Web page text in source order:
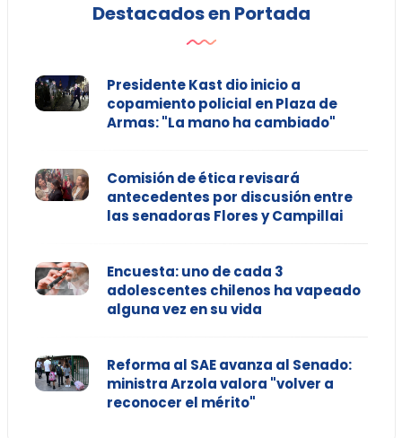
Destacados en Portada
Presidente Kast dio inicio a
copamiento policial en Plaza de
Armas: "La mano ha cambiado"
Comisión de ética revisará
antecedentes por discusión entre
las senadoras Flores y Campillai
Encuesta: uno de cada 3
adolescentes chilenos ha vapeado
alguna vez en su vida
Reforma al SAE avanza al Senado:
ministra Arzola valora "volver a
reconocer el mérito"